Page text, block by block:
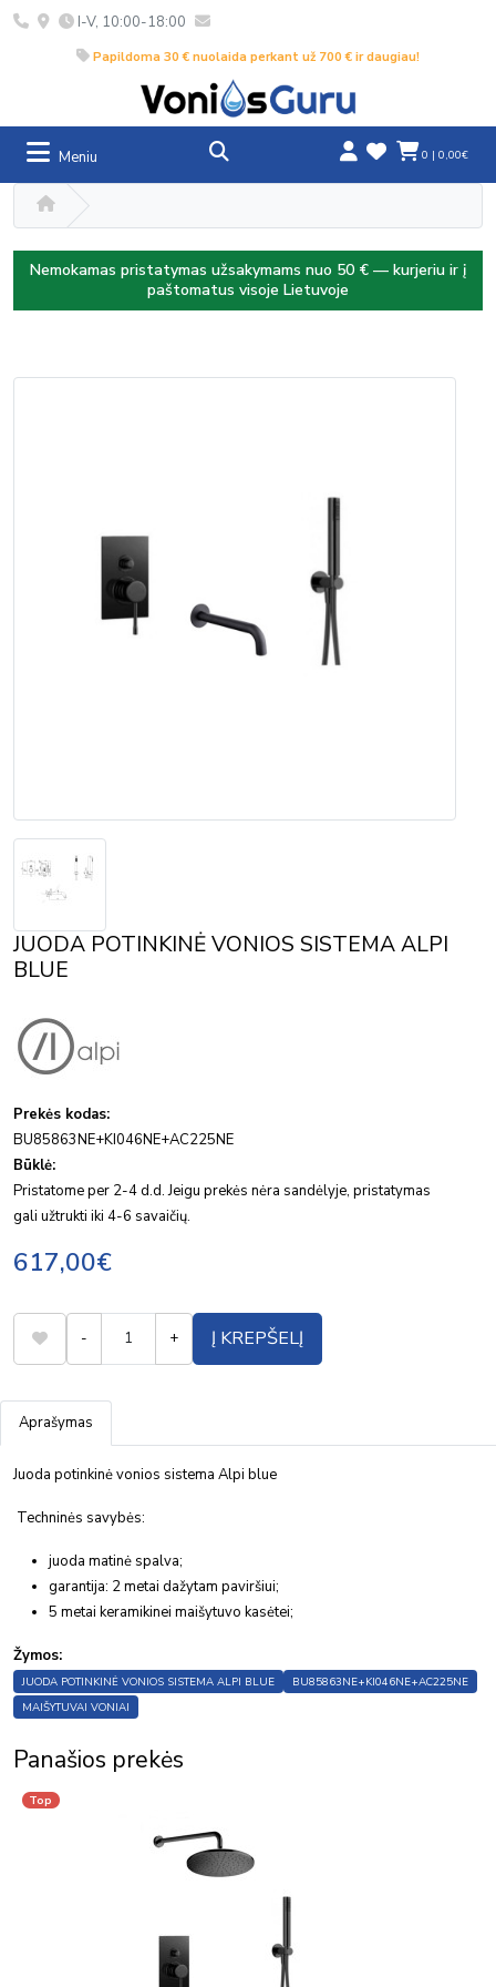
I-V, 10:00-18:00
Papildoma 30 € nuolaida perkant už 700 € ir daugiau!
Meniu 0 | 0,00€
Nemokamas pristatymas užsakymams nuo 50 € — kurjeriu ir į
paštomatus visoje Lietuvoje
JUODA POTINKINĖ VONIOS SISTEMA ALPI
BLUE
Prekės kodas:
BU85863NE+KI046NE+AC225NE
Būklė:
Pristatome per 2-4 d.d. Jeigu prekės nėra sandėlyje, pristatymas
gali užtrukti iki 4-6 savaičių.
617,00€
- + Į KREPŠELĮ
Aprašymas
Juoda potinkinė vonios sistema Alpi blue
Techninės savybės:
juoda matinė spalva;
garantija: 2 metai dažytam paviršiui;
5 metai keramikinei maišytuvo kasėtei;
Žymos:
JUODA POTINKINĖ VONIOS SISTEMA ALPI BLUE
BU85863NE+KI046NE+AC225NE
MAIŠYTUVAI VONIAI
Panašios prekės
Top